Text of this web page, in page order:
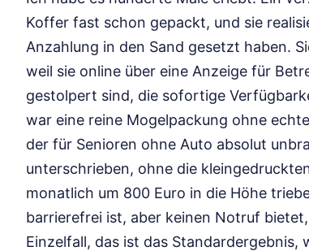
Koffer fast schon gepackt, und sie
Anzahlung in den Sand gesetzt haben.
weil sie online über eine Anzeige für
gestolpert sind, die sofortige
war eine reine Mogelpackung ohne
der für Senioren ohne Auto absolut
unterschrieben, ohne die
monatlich um 800 Euro in die Höhe
barrierefrei ist, aber keinen Notruf
Einzelfall, das ist das